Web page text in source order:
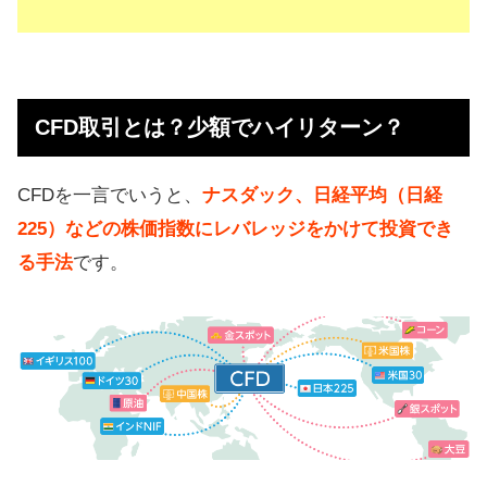
CFD取引とは？少額でハイリターン？
CFDを一言でいうと、 ナスダック、日経平均（日経
225）などの株価指数にレバレッジをかけて投資でき
る手法です。